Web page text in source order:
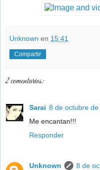
Unknown en 15:41
Compartir
2 comentarios:
Sarai 8 de octubre
Me encantan!!!
Responder
Unknown
8 de